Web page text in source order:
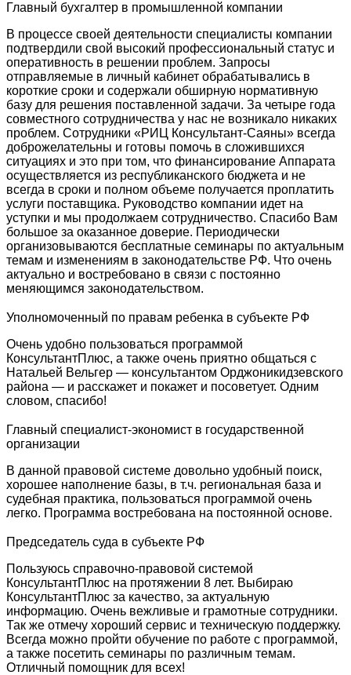
Главный бухгалтер в промышленной компании
В процессе своей деятельности специалисты компании
подтвердили свой высокий профессиональный статус и
оперативность в решении проблем. Запросы
отправляемые в личный кабинет обрабатывались в
короткие сроки и содержали обширную нормативную
базу для решения поставленной задачи. За четыре года
совместного сотрудничества у нас не возникало никаких
проблем. Сотрудники «РИЦ Консультант-Саяны» всегда
доброжелательны и готовы помочь в сложившихся
ситуациях и это при том, что финансирование Аппарата
осуществляется из республиканского бюджета и не
всегда в сроки и полном объеме получается проплатить
услуги поставщика. Руководство компании идет на
уступки и мы продолжаем сотрудничество. Спасибо Вам
большое за оказанное доверие. Периодически
организовываются бесплатные семинары по актуальным
темам и изменениям в законодательстве РФ. Что очень
актуально и востребовано в связи с постоянно
меняющимся законодательством.
Уполномоченный по правам ребенка в субъекте РФ
Очень удобно пользоваться программой
КонсультантПлюс, а также очень приятно общаться с
Натальей Вельгер — консультантом Орджоникидзевского
района — и расскажет и покажет и посоветует. Одним
словом, спасибо!
Главный специалист-экономист в государственной
организации
В данной правовой системе довольно удобный поиск,
хорошее наполнение базы, в т.ч. региональная база и
судебная практика, пользоваться программой очень
легко. Программа востребована на постоянной основе.
Председатель суда в субъекте РФ
Пользуюсь справочно-правовой системой
КонсультантПлюс на протяжении 8 лет. Выбираю
КонсультантПлюс за качество, за актуальную
информацию. Очень вежливые и грамотные сотрудники.
Так же отмечу хороший сервис и техническую поддержку.
Всегда можно пройти обучение по работе с программой,
а также посетить семинары по различным темам.
Отличный помощник для всех!